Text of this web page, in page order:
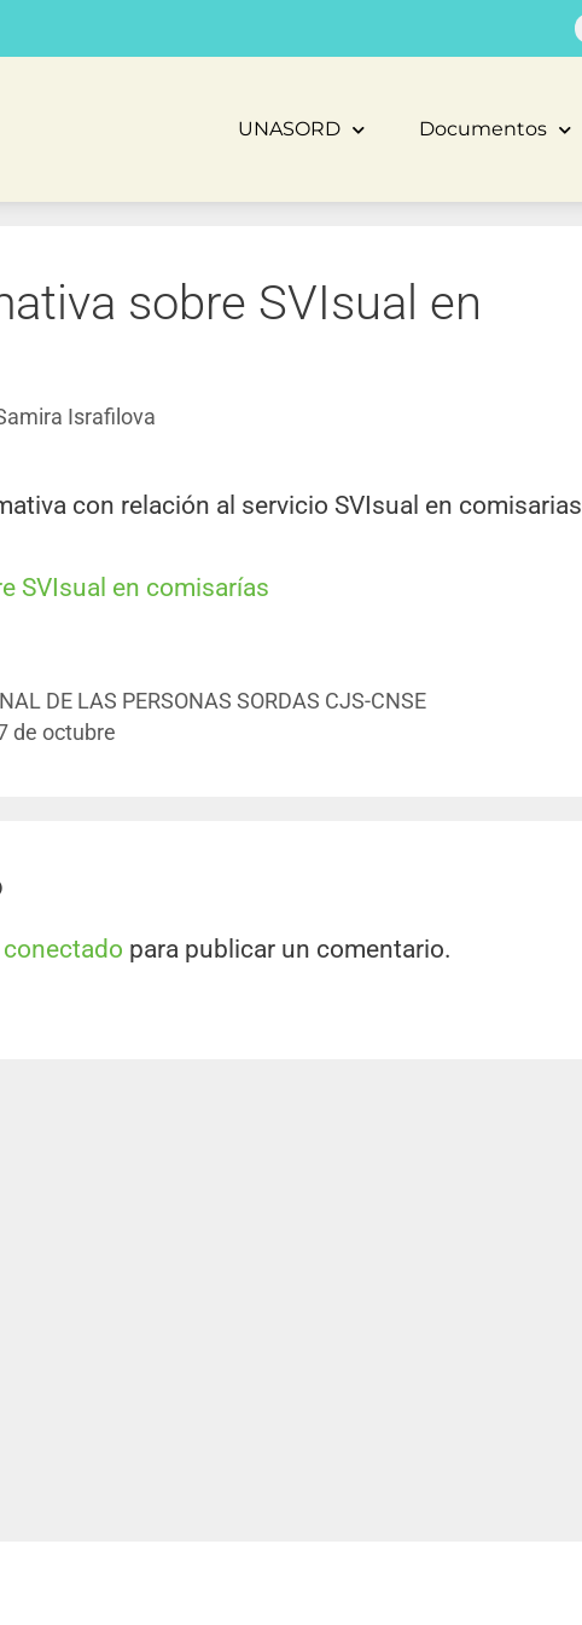
UNASORD Documentos
sobre SVIsual en
Israfilova
con relación al servicio SVIsual en comisarias
SVIsual en comisarías
DE LAS PERSONAS SORDAS CJS-CNSE
de octubre
conectado para publicar un comentario.